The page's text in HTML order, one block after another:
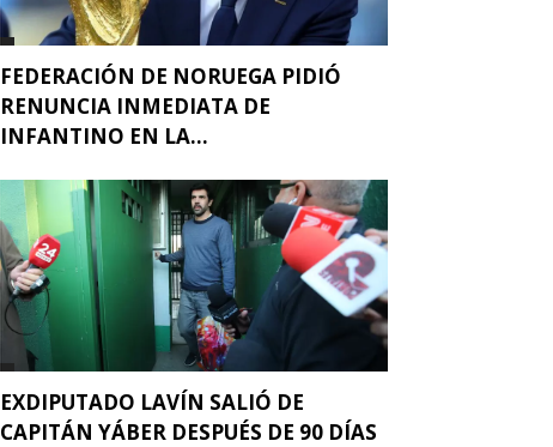
FEDERACIÓN DE NORUEGA PIDIÓ
RENUNCIA INMEDIATA DE
INFANTINO EN LA...
EXDIPUTADO LAVÍN SALIÓ DE
CAPITÁN YÁBER DESPUÉS DE 90 DÍAS